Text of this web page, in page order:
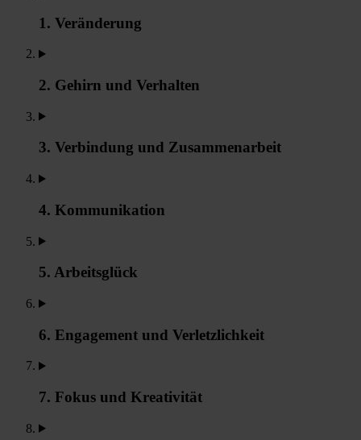
1. Veränderung
2. Gehirn und Verhalten
3. Verbindung und Zusammenarbeit
4. Kommunikation
5. Arbeitsglück
6. Engagement und Verletzlichkeit
7. Fokus und Kreativität